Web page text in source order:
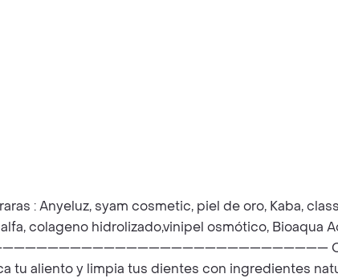
: Anyeluz, syam cosmetic, piel de oro, Kaba,
colageno hidrolizado,vinipel osmótico, Bioaqua
Crema
tu aliento y limpia tus dientes con ingredientes